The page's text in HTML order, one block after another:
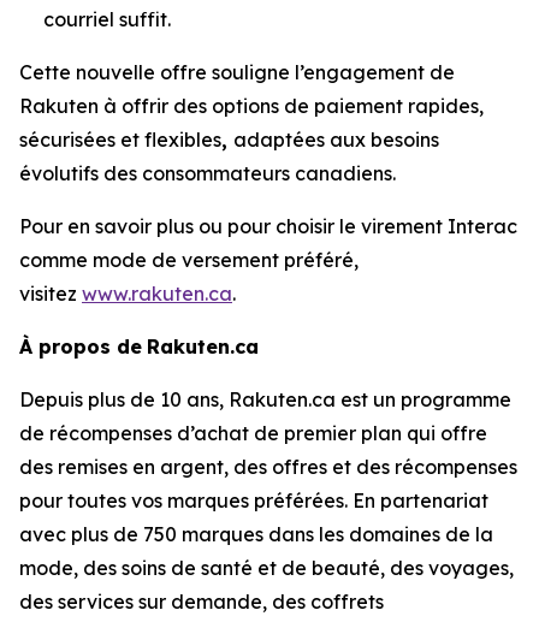
courriel suffit.
Cette nouvelle offre souligne l’engagement de
Rakuten à offrir des options de paiement rapides,
sécurisées et flexibles, adaptées aux besoins
évolutifs des consommateurs canadiens.
Pour en savoir plus ou pour choisir le virement Interac
comme mode de versement préféré,
visitez www.rakuten.ca.
À propos de Rakuten.ca
Depuis plus de 10 ans, Rakuten.ca est un programme
de récompenses d’achat de premier plan qui offre
des remises en argent, des offres et des récompenses
pour toutes vos marques préférées. En partenariat
avec plus de 750 marques dans les domaines de la
mode, des soins de santé et de beauté, des voyages,
des services sur demande, des coffrets